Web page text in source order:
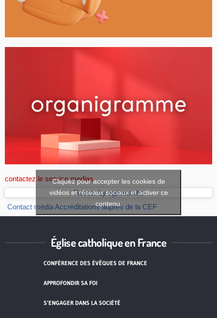
contactez le service medias
Tweets by eglisecatho
Cliquez pour accepter les cookies de
vidéos et réseaux sociaux et activer ce
contenu.
Contact médiaAccréditations auprès de la CEF
Église catholique en France
CONFÉRENCE DES ÉVÊQUES DE FRANCE
APPROFONDIR SA FOI
S’ENGAGER DANS LA SOCIÉTÉ